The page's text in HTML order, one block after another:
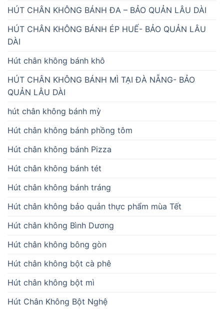
HÚT CHÂN KHÔNG BÁNH ĐA – BẢO QUẢN LÂU DÀI
HÚT CHÂN KHÔNG BÁNH ÉP HUẾ- BẢO QUẢN LÂU
DÀI
Hút chân không bánh khô
HÚT CHÂN KHÔNG BÁNH MÌ TẠI ĐÀ NẴNG- BẢO
QUẢN LÂU DÀI
hút chân không bánh mỳ
Hút chân không bánh phồng tôm
Hút chân không bánh Pizza
Hút chân không bánh tét
Hút chân không bánh tráng
Hút chân không bảo quản thực phẩm mùa Tết
Hút chân không Bình Dương
Hút chân không bông gòn
Hút chân không bột cà phê
Hút chân không bột mì
Hút Chân Không Bột Nghệ